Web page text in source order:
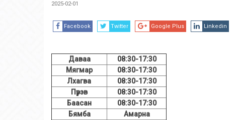
2025-02-01
Facebook Twitter Google Plus Linkedin
Даваа
08:30-17:30
Мягмар
08:30-17:30
Лхагва
08:30-17:30
Пүрэв
08:30-17:30
Баасан
08:30-17:30
Бямба
Амарна